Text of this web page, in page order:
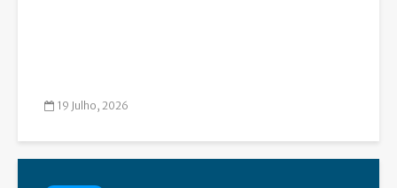
19 Julho, 2026